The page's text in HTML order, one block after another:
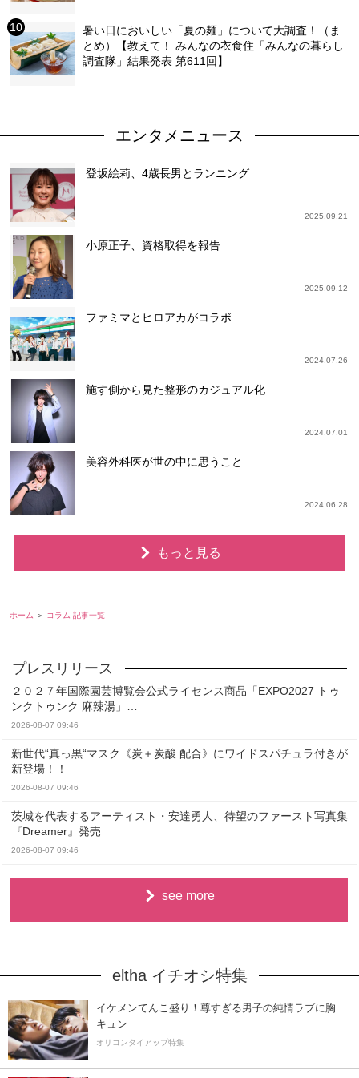
暑い日においしい「夏の麺」について大調査！（ま
とめ）【教えて！ みんなの衣食住「みんなの暮らし
調査隊」結果発表 第611回】
エンタメニュース
登坂絵莉、4歳長男とランニング
2025.09.21
小原正子、資格取得を報告
2025.09.12
ファミマとヒロアカがコラボ
2024.07.26
施す側から見た整形のカジュアル化
2024.07.01
美容外科医が世の中に思うこと
2024.06.28
もっと見る
ホーム コラム 記事一覧
２０２７年国際園芸博覧会公式ライセンス商品「EXPO2027 トゥ
ンクトゥンク 麻辣湯」…
2026-08-07 09:46
新世代“真っ黒“マスク《炭＋炭酸 配合》にワイドスパチュラ付きが
新登場！！
2026-08-07 09:46
茨城を代表するアーティスト・安達勇人、待望のファースト写真集
『Dreamer』発売
2026-08-07 09:46
see more
eltha イチオシ特集
イケメンてんこ盛り！尊すぎる男子の純情ラブに胸
キュン
オリコンタイアップ特集